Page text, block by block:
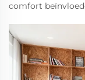
comfort